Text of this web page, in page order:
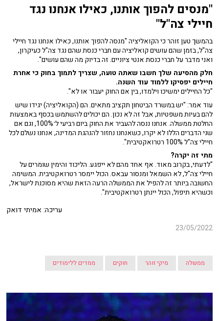
"מנסים להפוך אותנו, כאילו אנחנו נגד
חיילי צה"ל"
בהמשך טען זוהר כי הקואליציה "מנסה להפוך אותנו, כאילו אנחנו נגד חיילי
צה"ל, בזמן שהם עושים קואליציה עם חברי כנסת שהם נגד צה"ל כעיקרון,
ואני מדבר על חברי כנסת אנטי ציוניים. זה בדיוק מה שהם עושים".
חלק מהסיעה שלך חשבו שאתה טועה, שצריך לתמוך בחוק כי אחרת
חיילים יפסיקו ללמוד עוד השנה.
"כל החיילים ימשיכו וילמדו, בין אם החוק יעבור או לא".
עוד אמר: "יש במשרד הביטחון תקציב מתאים. הם (הקואליציה) יגידו שיש
להם בעיות משפטיות, אבל זה לא נכון. הם יכולים להשתמש בכסף באמצעות
החלטת ממשלה. אנחנו ננסה להעביר את החוק ביום רביעי ל־100%, וגם אם
שני הדברים הללו לא יקרו, כשאנחנו נחזור להנהגת המדינה, אנחנו נשלם לכל
חיילי צה"ל 100% רטרואקטיבית".
מתי זה יקרה?
"לדעתי, בקרוב מאוד. אף אחד מהם לא ייפגע. הליכוד והימין שומרים על
חיילי צה"ל, לא השמאל ומנסור עבאס. הכול יימסר רטרואקטיבית. המשימה
החשובה ביותר זה להפיל את הממשלה הרעה הזאת שהיא מסוכנת לישראל,
וכשהיא תיפול, הכול יינתן רטרואקטיבית".
עריכה: אמיתי דואק
23/05/2022
ממשלה מיקי זוהר חוקים ממדים ללימודים